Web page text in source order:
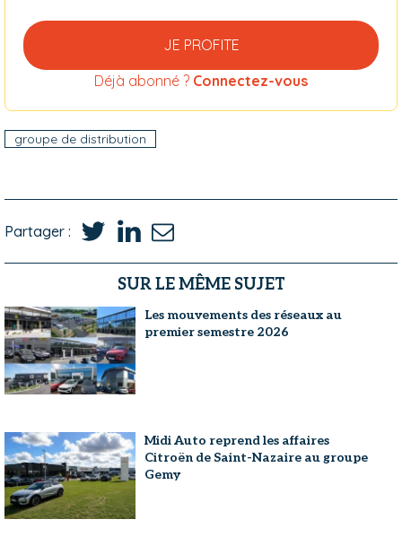
JE PROFITE
Déjà abonné ? Connectez-vous
groupe de distribution
Partager :
SUR LE MÊME SUJET
Les mouvements des réseaux au
premier semestre 2026
Midi Auto reprend les affaires
Citroën de Saint-Nazaire au groupe
Gemy